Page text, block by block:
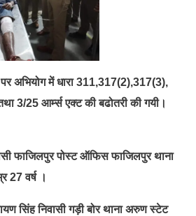
पर अभियोग में धारा 311,317(2),317(3),
3/25 आर्म्स एक्ट की बढोतरी की गयी।
फाजिलपुर पोस्ट ऑफिस फाजिलपुर थाना
27 वर्ष ।
सिंह निवासी गड़ी बोर थाना अरुण स्टेट